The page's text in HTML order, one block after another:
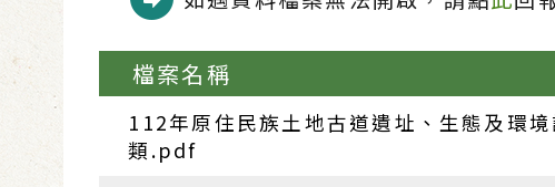
檔案名稱
112年原住民族土地古道遺址、生態及環
類.pdf